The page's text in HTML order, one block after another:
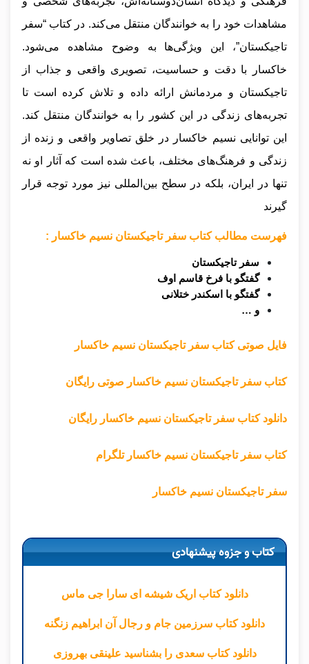
مشاهدات خود را به خوانندگان منتقل می‌کند. در کتاب “سفر
تاجیکستان”، این ویژگی‌ها به وضوح مشاهده می‌شود.
خاکسار با دقت و حساسیت، تصویری واقعی و جذاب از
تاجیکستان و مردمانش ارائه داده و تلاش کرده است تا
تجربه‌های زندگی در این کشور را به خوانندگان منتقل کند.
این توانایی نسیم خاکسار در خلق تصاویر واقعی و زنده از
زندگی و فرهنگ‌های مختلف، باعث شده است که آثار او نه
تنها در ایران، بلکه در سطح بین‌المللی نیز مورد توجه قرار
گیرند
فهرست مطالب کتاب سفر تاجیکستان نسیم خاکسار :
سفر تاجیکستان
گفتگو با فرخ قاسم اوف
گفتگو با اسکندر ختلانی
و …
فایل صوتی کتاب سفر تاجیکستان نسیم خاکسار
کتاب سفر تاجیکستان نسیم خاکسار صوتی رایگان
دانلود کتاب سفر تاجیکستان نسیم خاکسار رایگان
کتاب سفر تاجیکستان نسیم خاکسار تلگرام
سفر تاجیکستان نسیم خاکسار
کتاب و جزوه پیشنهادی
دانلود کتاب اریک شیشه ای سارا جی ماس
دانلود کتاب سرزمین جام و رجال آن ابراهیم زنگنه
دانلود کتاب سعدی را بشناسید علینقی بهروزی